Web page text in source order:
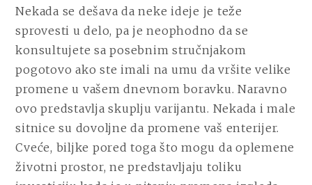
Nekada se dešava da neke ideje je teže
sprovesti u delo, pa je neophodno da se
konsultujete sa posebnim stručnjakom
pogotovo ako ste imali na umu da vršite velike
promene u vašem dnevnom boravku. Naravno
ovo predstavlja skuplju varijantu. Nekada i male
sitnice su dovoljne da promene vaš enterijer.
Cveće, biljke pored toga što mogu da oplemene
životni prostor, ne predstavljaju toliku